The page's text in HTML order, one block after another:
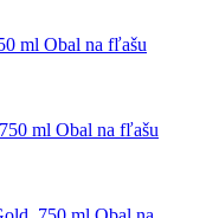
Obal na fľašu
Obal na fľašu